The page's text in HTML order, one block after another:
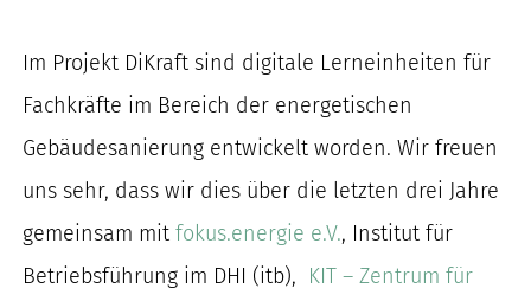
Suche
nach:
Im Projekt DiKraft sind digitale Lerneinheiten für
Fachkräfte im Bereich der energetischen
Gebäudesanierung entwickelt worden. Wir freuen
uns sehr, dass wir dies über die letzten drei Jahre
gemeinsam mitfokus.energie e.V., Institut für
Betriebsführung im DHI (itb), KIT – Zentrum für